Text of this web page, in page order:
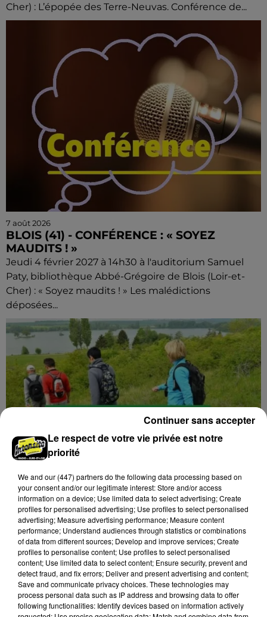
Cher) : L’épopée des Terre-Neuvas. Conférence de...
7 août 2026
BLOIS (41) - CONFÉRENCE : « SOYEZ
MAUDITS ! »
Jeudi 4 février 2027 à 14h30 à l'auditorium Samuel
Paty, bibliothèque Abbé-Grégoire de Blois (Loir-et-
Cher) : « Soyez maudits ! » Les malédictions
déposées...
7 août 2026
GOMMERVILLE - RANDONNÉE PÉDESTRE
Dimanche 13 septembre à 8h30 à Gommerville :
Randonnée pédestre. Deux parcours au choix.
Inscription obligatoire.
Le respect de votre vie privée est notre
priorité
We and our (447) partnersdo the following data processing based on
your consent and/or our legitimate interest: Store and/or access
information on a device; Use limited data to select advertising; Create
profiles for personalised advertising; Use profiles to select personalised
advertising; Measure advertising performance; Measure content
performance; Understand audiences through statistics or combinations
of data from different sources; Develop and improve services; Create
profiles to personalise content; Use profiles to select personalised
content; Use limited data to select content; Ensure security, prevent and
detect fraud, and fix errors; Deliver and present advertising and content;
Save and communicate privacy choices. These technologies may
process personal data such as IP address and browsing data to offer
following functionalities: Identify devices based on information actively
Continuer sans accepter